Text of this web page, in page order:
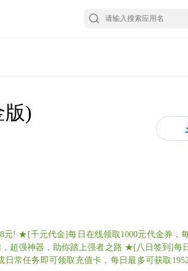
版)
! ★[千元代金]每日在线领取1000元代金券
超强神器，助你踏上强者之路 ★[八日签到]每
常任务即可领取充值卡，每日最多可获取